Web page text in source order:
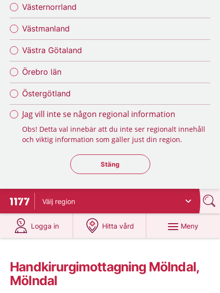
Västernorrland
Västmanland
Västra Götaland
Örebro län
Östergötland
Jag vill inte se någon regional information
Obs! Detta val innebär att du inte ser regionalt innehåll
och viktig information som gäller just din region.
Stäng regionsväljaren
Stäng
Till startsidan för 1177
Välj region
Logga in
på 1177.se
Hitta vård
på 1177.se
Meny
Handkirurgimottagning Mölndal,
Mölndal